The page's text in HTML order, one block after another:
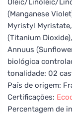
(Manganese
Myristyl
(Titanium
Annuus
biológica
tonalidade: 02
País de origem:
Certificações:
Percentagem de